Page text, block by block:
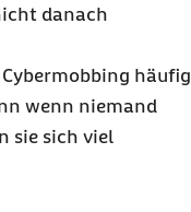
danach
häufig
wenn niemand
sie sich viel